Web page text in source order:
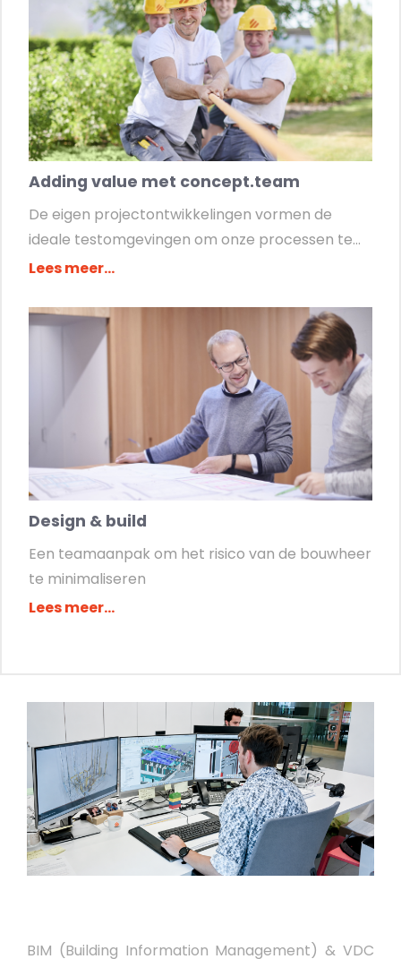
Adding value met concept.team
De eigen projectontwikkelingen vormen de
ideale testomgevingen om onze processen te...
Lees meer...
Design & build
Een teamaanpak om het risico van de bouwheer
te minimaliseren
Lees meer...
BIM (Building Information Management) & VDC